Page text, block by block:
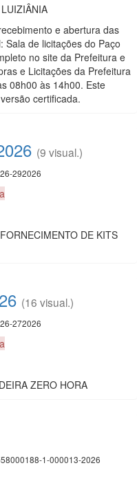
e abertura das
de licitações do Paço
no site da Prefeitura e
e Licitações da Prefeitura
08h00 às 14h00. Este
certificada.
(9 visual.)
292026
DE KITS
(16 visual.)
272026
ZERO HORA
1-000013-2026